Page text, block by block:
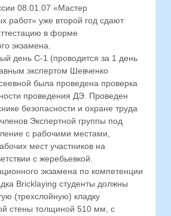
08.01.07 «Мастер
работ» уже второй год сдают
в форме
экзамена.
день С-1 (проводится за 1 день
экспертом Шевченко
была проведена проверка
проведения ДЭ. Проведен
безопасности и охране труда
Экспертной группы под
с рабочими местами,
мест участников на
с жеребьевкой.
экзамена по компетенции
Bricklaying студенты должны
(трехслойную) кладку
стены толщиной 510 мм, с